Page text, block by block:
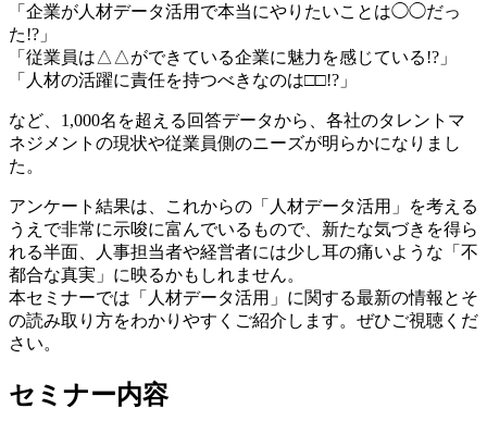
「企業が人材データ活用で本当にやりたいことは◯◯だっ
た!?」
「従業員は△△ができている企業に魅力を感じている!?」
「人材の活躍に責任を持つべきなのは□□!?」
など、1,000名を超える回答データから、各社のタレントマ
ネジメントの現状や従業員側のニーズが明らかになりまし
た。
アンケート結果は、これからの「人材データ活用」を考える
うえで非常に示唆に富んでいるもので、新たな気づきを得ら
れる半面、人事担当者や経営者には少し耳の痛いような「不
都合な真実」に映るかもしれません。
本セミナーでは「人材データ活用」に関する最新の情報とそ
の読み取り方をわかりやすくご紹介します。ぜひご視聴くだ
さい。
セミナー内容